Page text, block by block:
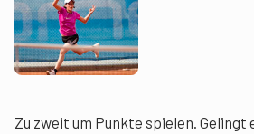
Zu zweit um Punkte spielen. Gelingt